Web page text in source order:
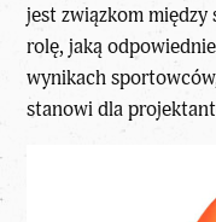
jest związkom
rolę, jaką
wynikach
stanowi dla